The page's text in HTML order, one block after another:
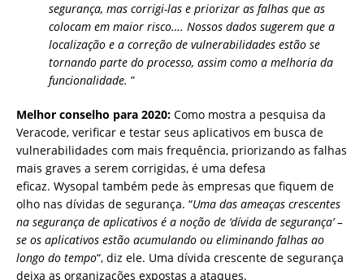
segurança, mas corrigi-las e priorizar as falhas que as
colocam em maior risco…. Nossos dados sugerem que a
localização e a correção de vulnerabilidades estão se
tornando parte do processo, assim como a melhoria da
funcionalidade. ”
Melhor conselho para 2020: Como mostra a pesquisa da
Veracode, verificar e testar seus aplicativos em busca de
vulnerabilidades com mais frequência, priorizando as falhas
mais graves a serem corrigidas, é uma defesa
eficaz. Wysopal também pede às empresas que fiquem de
olho nas dívidas de segurança. “Uma das ameaças crescentes
na segurança de aplicativos é a noção de ‘dívida de segurança’ –
se os aplicativos estão acumulando ou eliminando falhas ao
longo do tempo“, diz ele. Uma dívida crescente de segurança
deixa as organizações expostas a ataques.